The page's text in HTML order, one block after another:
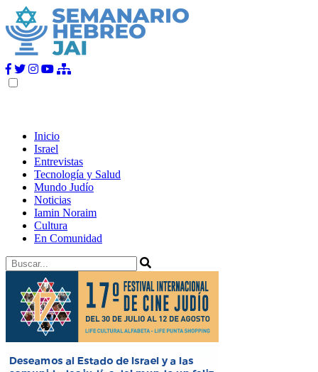
Inicio
Israel
Entrevistas
Tecnología y Salud
Mundo Judío
Noticias
Iamin Noraim
Cultura
En Comunidad